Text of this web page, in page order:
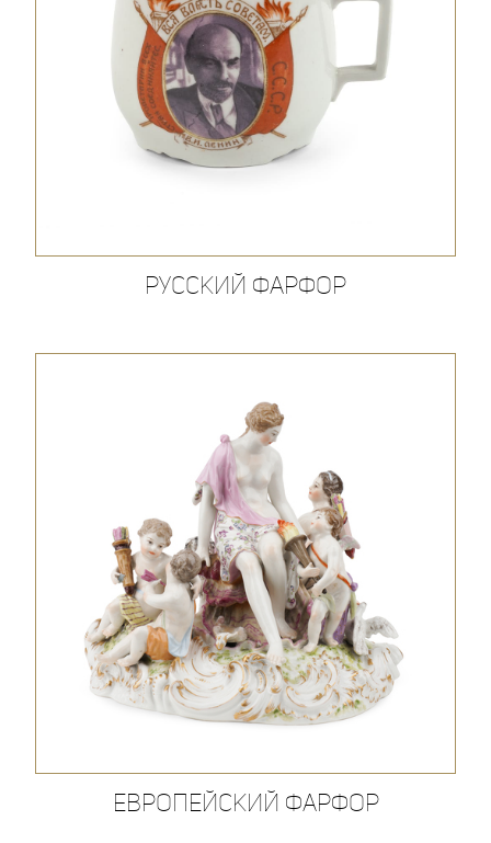
Русский фарфор
Европейский фарфор